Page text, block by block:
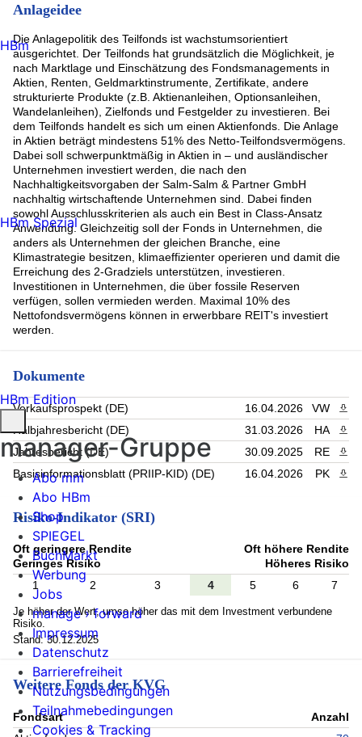
Cash EUR 01 (2.11%)
SIEMENS ENERGY AG (2%)
Weir Group PLC/The (2%)
BROADCOM ORD (1.99%)
ServiceNow Inc (1.95%)
Rest (34.07%)
Anlageidee
Die Anlagepolitik des Teilfonds ist wachstumsorientiert
ausgerichtet. Der Teilfonds hat grundsätzlich die Möglichkeit, je
nach Marktlage und Einschätzung des Fondsmanagements in
Aktien, Renten, Geldmarktinstrumente, Zertifikate, andere
strukturierte Produkte (z.B. Aktienanleihen, Optionsanleihen,
Wandelanleihen), Zielfonds und Festgelder zu investieren. Bei
dem Teilfonds handelt es sich um einen Aktienfonds. Die Anlage
in Aktien beträgt mindestens 51% des Netto-Teilfondsvermögens.
Dabei soll schwerpunktmäßig in Aktien in – und ausländischer
Unternehmen investiert werden, die nach den
Nachhaltigkeitsvorgaben der Salm-Salm & Partner GmbH
nachhaltig wirtschaftende Unternehmen sind. Dabei finden
sowohl Ausschlusskriterien als auch ein Best in Class-Ansatz
Anwendung. Gleichzeitig soll der Fonds in Unternehmen, die
anders als Unternehmen der gleichen Branche, eine
Klimastrategie besitzen, klimaeffizienter operieren und damit die
Erreichung des 2-Gradziels unterstützen, investieren.
Investitionen in Unternehmen, die über fossile Reserven
verfügen, sollen vermieden werden. Maximal 10% des
Nettofondsvermögens können in erwerbbare REIT's investiert
werden.
Dokumente
Verkaufsprospekt (DE) 16.04.2026 VW
Halbjahresbericht (DE)
31.03.2026 HA
Jahresbericht (DE)
30.09.2025 RE
Basisinformationsblatt (PRIIP-KID) (DE)
16.04.2026 PK
Risiko-Indikator (SRI)
Oft geringere Rendite
Geringes Risiko
Oft höhere Rendite
Höheres Risiko
1
2 3 4 5 6 7
Je höher der Wert, umso höher das mit dem Investment verbundene
Risiko.
Stand: 30.12.2025
Weitere Fonds der KVG
Fondsart
Anzahl
HBm
HBm Spezial
HBm Edition
manager-Gruppe
Abo mm
Abo HBm
Shop
SPIEGEL
BuchMarkt
Werbung
Jobs
manage › forward
Impressum
Datenschutz
Barrierefreiheit
Nutzungsbedingungen
Teilnahmebedingungen
Cookies & Tracking